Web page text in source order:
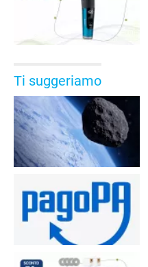
Ti suggeriamo